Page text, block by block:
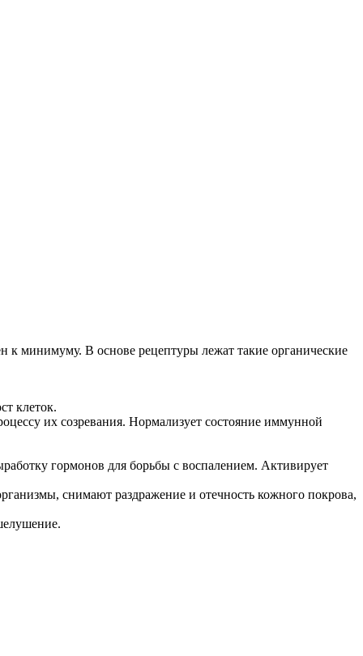
к минимуму. В основе рецептуры лежат такие органические
клеток.
их созревания. Нормализует состояние иммунной
гормонов для борьбы с воспалением. Активирует
снимают раздражение и отечность кожного покрова,